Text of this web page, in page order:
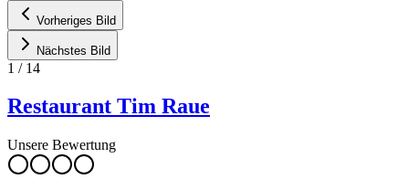
Vorheriges Bild
Nächstes Bild
1 / 14
Restaurant Tim Raue
Unsere Bewertung